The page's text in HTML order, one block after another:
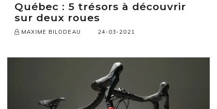
Québec : 5 trésors à découvrir
sur deux roues
MAXIME BILODEAU 24-03-2021